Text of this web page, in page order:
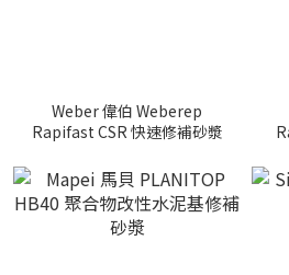
Weber 偉伯 Weberep
Rapifast CSR 快速修補砂漿